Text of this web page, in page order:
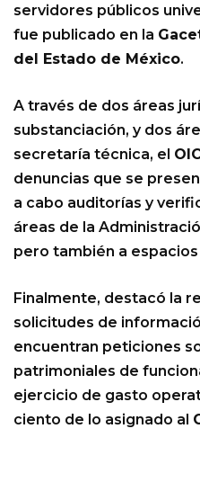
servidores públicos
fue publicado en la
del Estado de México.
A través de dos áreas
substanciación, y dos
secretaría técnica, el
denuncias que se
a cabo auditorías y
áreas de la
pero también a
Finalmente, destacó la
solicitudes de
encuentran peticiones
patrimoniales de
ejercicio de gasto
ciento de lo asignado al